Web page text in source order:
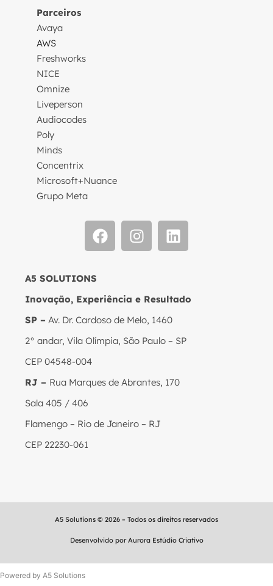
Parceiros
Avaya
AWS
Freshworks
NICE
Omnize
Liveperson
Audiocodes
Poly
Minds
Concentrix
Microsoft+Nuance
Grupo Meta
A5 SOLUTIONS
Inovação, Experiência e Resultado
SP – Av. Dr. Cardoso de Melo, 1460
2° andar, Vila Olímpia, São Paulo – SP
CEP 04548-004
RJ – Rua Marques de Abrantes, 170
Sala 405 / 406
Flamengo – Rio de Janeiro – RJ
CEP 22230-061
A5 Solutions © 2026 – Todos os direitos reservados
Desenvolvido porAurora Estúdio Criativo
Powered by A5 Solutions